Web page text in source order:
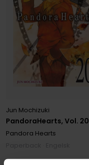
PandoraHearts, Vol. 20
Jun Mochizuki
Pandora Hearts